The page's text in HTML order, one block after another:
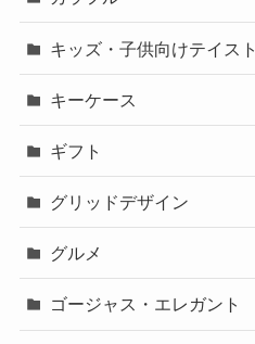
キッズ・子供向けテイスト
キーケース
ギフト
グリッドデザイン
グルメ
ゴージャス・エレガント